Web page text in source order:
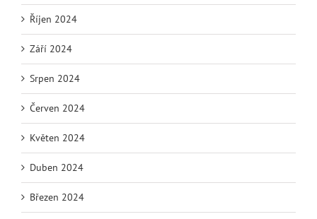
Říjen 2024
Září 2024
Srpen 2024
Červen 2024
Květen 2024
Duben 2024
Březen 2024